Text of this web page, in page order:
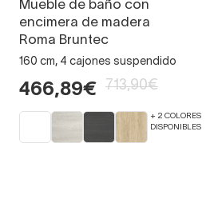
Mueble de baño con
encimera de madera
Roma Bruntec
160 cm, 4 cajones suspendido
466,89€ 713,90€
+ 2 COLORES
DISPONIBLES